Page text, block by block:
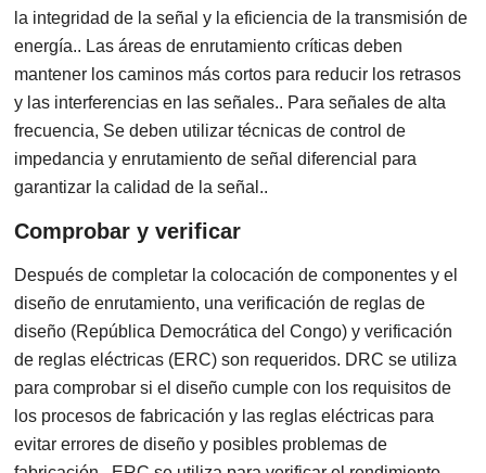
la integridad de la señal y la eficiencia de la transmisión de
energía.. Las áreas de enrutamiento críticas deben
mantener los caminos más cortos para reducir los retrasos
y las interferencias en las señales.. Para señales de alta
frecuencia, Se deben utilizar técnicas de control de
impedancia y enrutamiento de señal diferencial para
garantizar la calidad de la señal..
Comprobar y verificar
Después de completar la colocación de componentes y el
diseño de enrutamiento, una verificación de reglas de
diseño (República Democrática del Congo) y verificación
de reglas eléctricas (ERC) son requeridos. DRC se utiliza
para comprobar si el diseño cumple con los requisitos de
los procesos de fabricación y las reglas eléctricas para
evitar errores de diseño y posibles problemas de